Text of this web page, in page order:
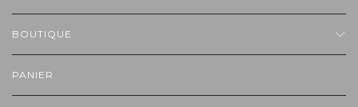
BOUTIQUE
PANIER